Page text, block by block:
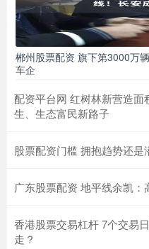
郴州股票配资 旗下第3000万
车企
配资平台网 红树林新营造
生、生态富民新路子
股票配资门槛 拥抱趋势还
广东股票配资 地平线余凯
香港股票交易杠杆 7个交易
走？